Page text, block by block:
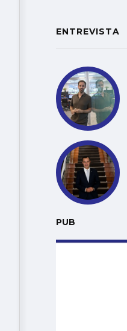
ENTREVISTA
PUB